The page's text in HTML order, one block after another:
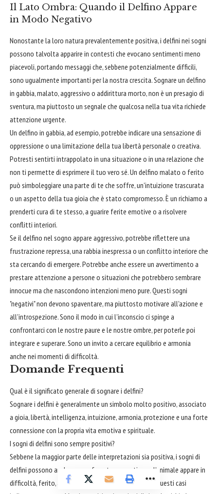
Il Lato Ombra: Quando il Delfino Appare
in Modo Negativo
Nonostante la loro natura prevalentemente positiva, i delfini nei sogni
possono talvolta apparire in contesti che evocano sentimenti meno
piacevoli, portando messaggi che, sebbene potenzialmente difficili,
sono ugualmente importanti per la nostra crescita. Sognare un delfino
in gabbia, malato, aggressivo o addirittura morto, non è un presagio di
sventura, ma piuttosto un segnale che qualcosa nella tua vita richiede
attenzione urgente.
Un delfino in gabbia, ad esempio, potrebbe indicare una sensazione di
oppressione o una limitazione della tua libertà personale o creativa.
Potresti sentirti intrappolato in una situazione o in una relazione che
non ti permette di esprimere il tuo vero sé. Un delfino malato o ferito
può simboleggiare una parte di te che soffre, un'intuizione trascurata
o un aspetto della tua gioia che è stato compromesso. È un richiamo a
prenderti cura di te stesso, a guarire ferite emotive o a risolvere
conflitti interiori.
Se il delfino nel sogno appare aggressivo, potrebbe riflettere una
frustrazione repressa, una rabbia inespressa o un conflitto interiore che
sta cercando di emergere. Potrebbe anche essere un avvertimento a
prestare attenzione a persone o situazioni che potrebbero sembrare
innocue ma che nascondono intenzioni meno pure. Questi sogni
"negativi" non devono spaventare, ma piuttosto motivare all'azione e
all'introspezione. Sono il modo in cui l'inconscio ci spinge a
confrontarci con le nostre paure e le nostre ombre, per poterle poi
integrare e superare. Sono un invito a cercare equilibrio e armonia
anche nei momenti di difficoltà.
Domande Frequenti
Qual è il significato generale di sognare i delfini?
Sognare i delfini è generalmente un simbolo molto positivo, associato
a gioia, libertà, intelligenza, intuizione, armonia, protezione e una forte
connessione con la propria vita emotiva e spirituale.
I sogni di delfini sono sempre positivi?
Sebbene la maggior parte delle interpretazioni sia positiva, i sogni di
delfini possono anche avere sfumature negative se l'animale appare in
difficoltà, ferito, aggressivo o in un ambiente ostile. Questi casi